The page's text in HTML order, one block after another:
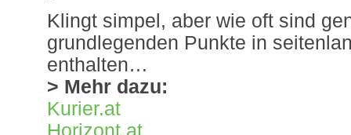
Klingt simpel, aber wie oft sind
grundlegenden Punkte in
enthalten…
> Mehr dazu:
Kurier.at
Horizont.at